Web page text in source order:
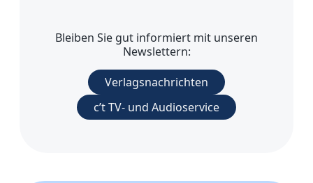
Bleiben Sie gut informiert mit unseren
Newslettern:
Verlagsnachrichten
c’t TV- und Audioservice